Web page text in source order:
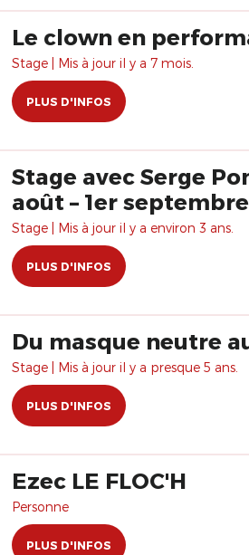
Le clown en
Stage | Mis à jour il y a 7 mois.
PLUS D'INFOS
Stage avec Serge
août – 1er
Stage | Mis à jour il y a environ 3 ans.
PLUS D'INFOS
Du masque neutre
Stage | Mis à jour il y a presque 5 ans.
PLUS D'INFOS
Ezec LE FLOC'H
Personne
PLUS D'INFOS